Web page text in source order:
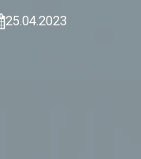
25.04.2023